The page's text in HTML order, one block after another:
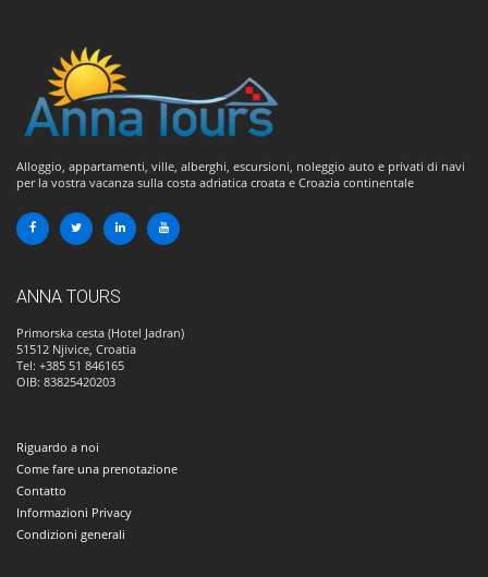
Alloggio, appartamenti, ville, alberghi, escursioni, noleggio auto e privati di navi
per la vostra vacanza sulla costa adriatica croata e Croazia continentale
ANNA TOURS
Primorska cesta (Hotel Jadran)
51512 Njivice, Croatia
Tel: +385 51 846165
OIB: 83825420203
Riguardo a noi
Come fare una prenotazione
Contatto
Informazioni Privacy
Condizioni generali